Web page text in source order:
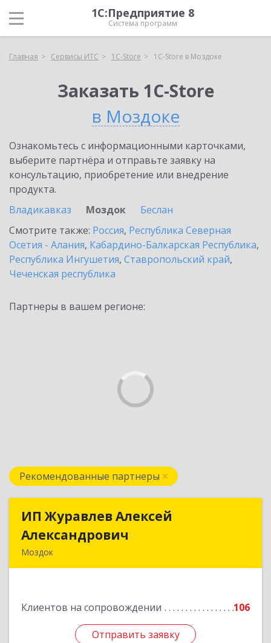
1С:Предприятие 8
Система программ
Главная Сервисы ИТС 1C-Store 1C-Store в Моздоке
Заказать 1C-Store
в Моздоке
Ознакомьтесь с информационными карточками,
выберите партнёра и отправьте заявку на
консультацию, приобретение или внедрение
продукта.
Владикавказ
Моздок
Беслан
Смотрите также: Россия, Республика Северная
Осетия - Алания, Кабардино-Балкарская Республика,
Республика Ингушетия, Ставропольский край,
Чеченская республика
Партнеры в вашем регионе:
Рекомендованные партнеры
ИП Журавлев Алексей
Александрович
Моздок
Клиентов на сопровождении 106
Отправить заявку
ИП Журавлев Алексей
Подробнее
Отправить заявку